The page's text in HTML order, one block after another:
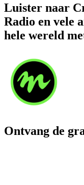
Luister naar
Radio en vele
hele wereld
Ontvang de